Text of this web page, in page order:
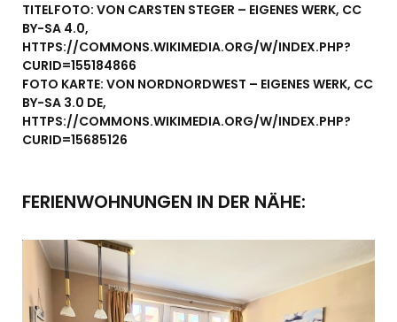
TITELFOTO: VON CARSTEN STEGER – EIGENES WERK, CC
BY-SA 4.0,
HTTPS://COMMONS.WIKIMEDIA.ORG/W/INDEX.PHP?
CURID=155184866
FOTO KARTE: VON NORDNORDWEST – EIGENES WERK, CC
BY-SA 3.0 DE,
HTTPS://COMMONS.WIKIMEDIA.ORG/W/INDEX.PHP?
CURID=15685126
FERIENWOHNUNGEN IN DER NÄHE: